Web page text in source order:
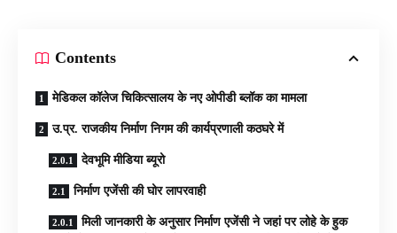
Contents
मेडिकल कॉलेज चिकित्सालय के नए ओपीडी ब्लॉक का मामला
उ.प्र. राजकीय निर्माण निगम की कार्यप्रणाली कठघरे में
देवभूमि मीडिया ब्यूरो
निर्माण एजेंसी की घोर लापरवाही
मिली जानकारी के अनुसार निर्माण एजेंसी ने जहां पर लोहे के हुक